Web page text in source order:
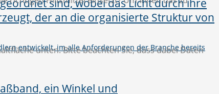
entwickelt, im alle Anforderungen der Branche bereits
unten. Bitte beachten Sie, dass dabei Daten